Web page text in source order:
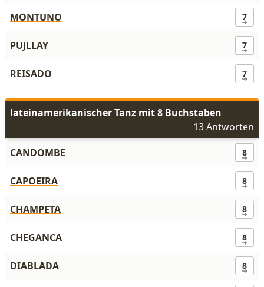
MONTUNO 7
PUJLLAY 7
REISADO 7
lateinamerikanischer Tanz mit 8 Buchstaben
13 Antworten
CANDOMBE
8
CAPOEIRA 8
CHAMPETA 8
CHEGANCA 8
DIABLADA 8